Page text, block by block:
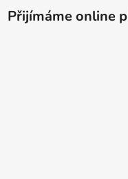
Přijímáme online